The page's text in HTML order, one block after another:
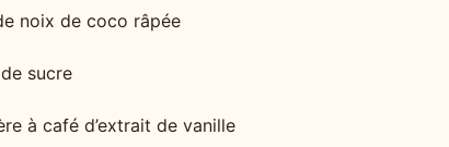
noix de coco râpée
sucre
à café d’extrait de vanille